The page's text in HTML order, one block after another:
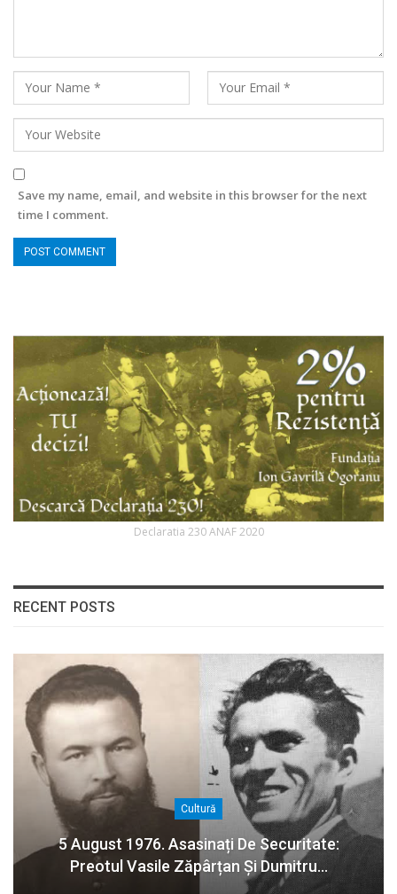
Save my name, email, and website in this browser for the next
time I comment.
Declaratia 230 ANAF 2020
RECENT POSTS
Cultură
5 August 1976. Asasinați De Securitate:
Preotul Vasile Zăpârțan Și Dumitru…